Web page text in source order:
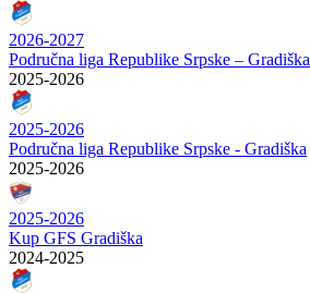
2026-2027
Područna liga Republike Srpske – Gradiška
2025-2026
2025-2026
Područna liga Republike Srpske - Gradiška
2025-2026
2025-2026
Kup GFS Gradiška
2024-2025